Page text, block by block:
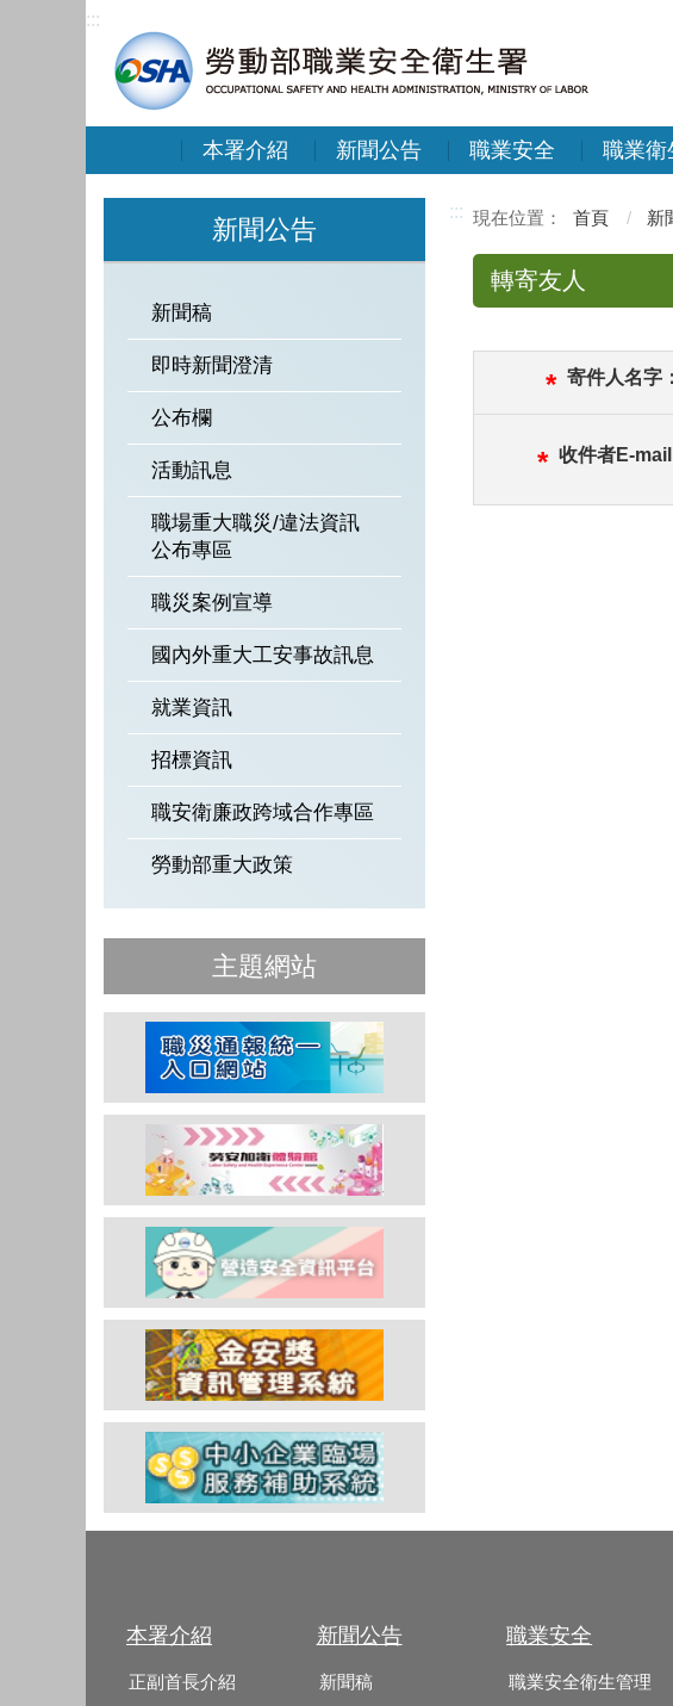
:::
本署介紹 新聞公告 職業安全 職業衛
新聞公告
新聞稿
即時新聞澄清
公布欄
活動訊息
職場重大職災/違法資訊
公布專區
職災案例宣導
國內外重大工安事故訊息
就業資訊
招標資訊
職安衛廉政跨域合作專區
勞動部重大政策
主題網站
::: 首頁 新
轉寄友人
* 寄件人名字：
* 收件者E-mail
本署介紹
正副首長介紹
新聞公告
新聞稿
職業安全
職業安全衛生管理